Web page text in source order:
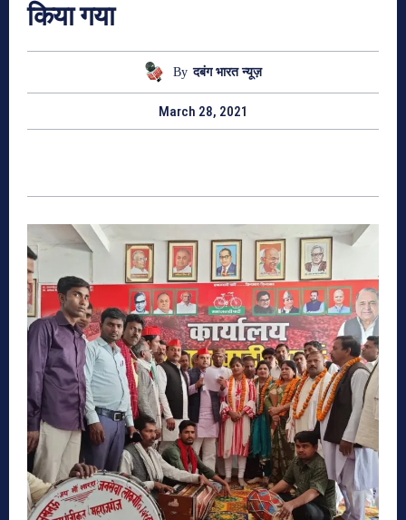
किया गया
By दबंग भारत न्यूज़
March 28, 2021